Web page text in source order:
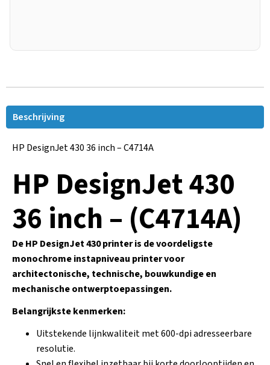
Beschrijving
HP DesignJet 430 36 inch – C4714A
HP DesignJet 430
36 inch – (C4714A)
De HP DesignJet 430 printer is de voordeligste
monochrome instapniveau printer voor
architectonische, technische, bouwkundige en
mechanische ontwerptoepassingen.
Belangrijkste kenmerken:
Uitstekende lijnkwaliteit met 600-dpi adresseerbare
resolutie.